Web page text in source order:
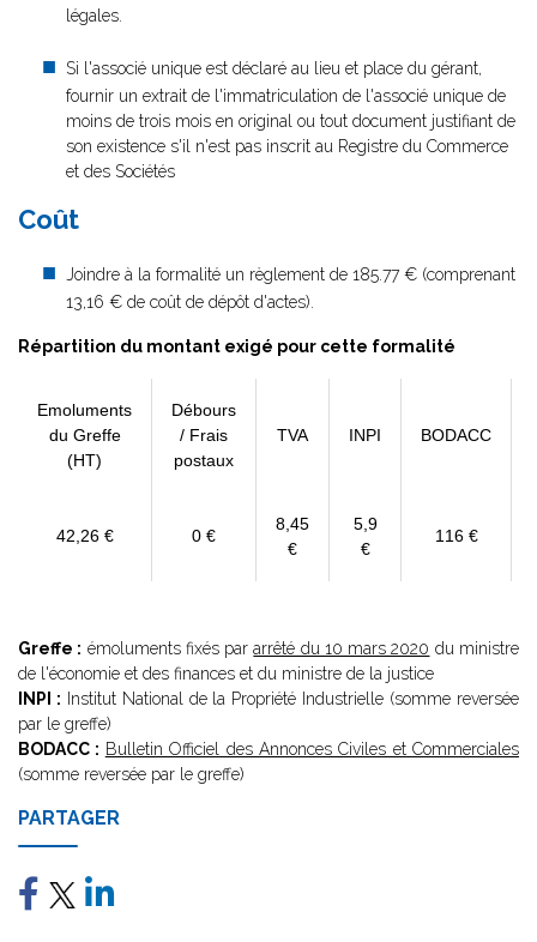
légales.
Si l'associé unique est déclaré au lieu et place du gérant,
fournir un extrait de l'immatriculation de l'associé unique de
moins de trois mois en original ou tout document justifiant de
son existence s'il n'est pas inscrit au Registre du Commerce
et des Sociétés
Coût
Joindre à la formalité un règlement de 185.77 € (comprenant
13,16 € de coût de dépôt d'actes).
Répartition du montant exigé pour cette formalité
Emoluments
du Greffe
(HT)
Débours
/ Frais
postaux
TVA INPI BODACC
42,26 € 0 €
8,45
€
5,9
€
116 €
Greffe : émoluments fixés pararrêté du 10 mars 2020 du ministre
de l'économie et des finances et du ministre de la justice
INPI : Institut National de la Propriété Industrielle (somme reversée
par le greffe)
BODACC : Bulletin Officiel des Annonces Civiles et Commerciales
(somme reversée par le greffe)
PARTAGER